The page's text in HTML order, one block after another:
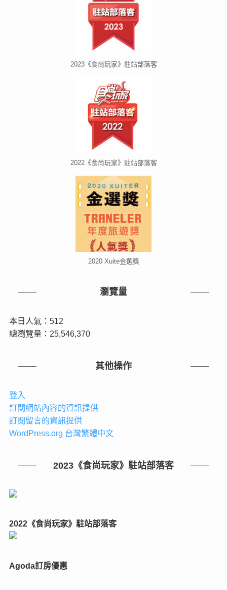
2023《食尚玩家》駐站部落客
2022《食尚玩家》駐站部落客
2020 Xuite金選獎
瀏覽量
本日人氣：512
總瀏覽量：25,546,370
其他操作
登入
訂閱網站內容的資訊提供
訂閱留言的資訊提供
WordPress.org 台灣繁體中文
2023《食尚玩家》駐站部落客
2022《食尚玩家》駐站部落客
Agoda訂房優惠